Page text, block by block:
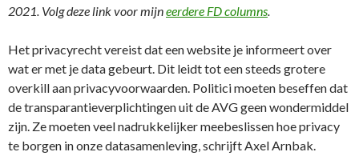
2021. Volg deze link voor mijneerdere FD columns
Het privacyrecht vereist dat een website je informeert over
wat er met je data gebeurt. Dit leidt tot een steeds grotere
overkill aan privacyvoorwaarden. Politici moeten beseffen dat
de transparantieverplichtingen uit de AVG geen wondermiddel
zijn. Ze moeten veel nadrukkelijker meebeslissen hoe privacy
te borgen in onze datasamenleving, schrijft Axel Arnbak.